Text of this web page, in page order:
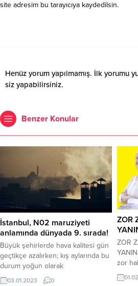
site adresim bu tarayıcıya kaydedilsin.
Henüz yorum yapılmamış. İlk yorumu
siz yapabilirsiniz.
Benzer Konular
İstanbul, N02 maruziyeti
anlamında dünyada 9. sırada!
Büyük şehirlerde hava kalitesi gün
geçtikçe azalırken; kış aylarında bu
durum yoğun olarak
hissedildiğinden, bulunduğumuz
03.01.2023 0
ZOR
ZOR
zor
veya